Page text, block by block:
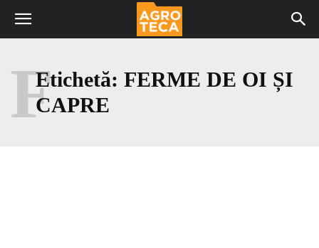
Etichetă: FERME DE OI ȘI
CAPRE
F